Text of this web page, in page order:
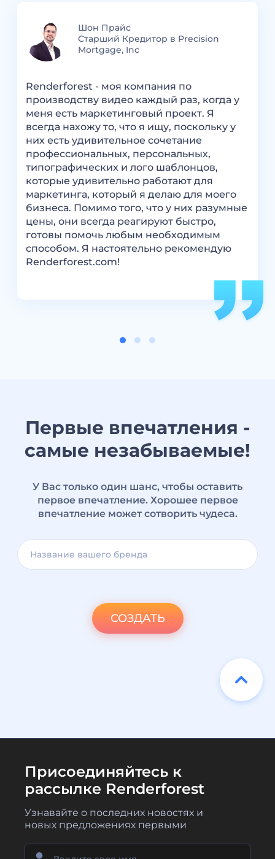
Шон Прайс
Старший Кредитор в Precision
Mortgage, Inc
Renderforest - моя компания по
производству видео каждый раз, когда у
меня есть маркетинговый проект. Я
всегда нахожу то, что я ищу, поскольку у
них есть удивительное сочетание
профессиональных, персональных,
типографических и лого шаблонцов,
которые удивительно работают для
маркетинга, который я делаю для моего
бизнеса. Помимо того, что у них разумные
цены, они всегда реагируют быстро,
готовы помочь любым необходимым
способом. Я настоятельно рекомендую
Renderforest.com!
Первые впечатления -
самые незабываемые!
У Вас только один шанс, чтобы оставить
первое впечатление. Хорошее первое
впечатление может сотворить чудеса.
СОЗДАТЬ
Присоединяйтесь к
рассылке Renderforest
Узнавайте о последних новостях и
новых предложениях первыми